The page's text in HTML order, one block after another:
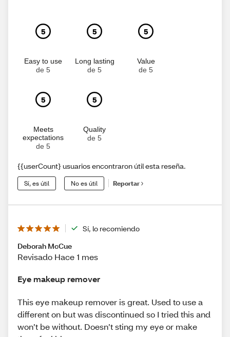
5
Easy to use
de 5
5
Long lasting
de 5
5
Value
de 5
5
Meets
expectations
de 5
5
Quality
de 5
{{userCount} usuarios encontraron útil esta reseña.
Sí, es útil No es útil Reportar
Sí, lo recomiendo
Deborah McCue
Revisado Hace 1 mes
Eye makeup remover
This eye makeup remover is great. Used to use a
different on but was discontinued so I tried this and
won’t be without. Doesn’t sting my eye or make